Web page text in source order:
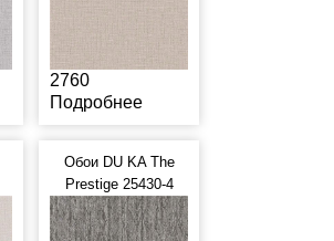
2760
Подробнее
Обои DU KA The
Prestige 25430-4